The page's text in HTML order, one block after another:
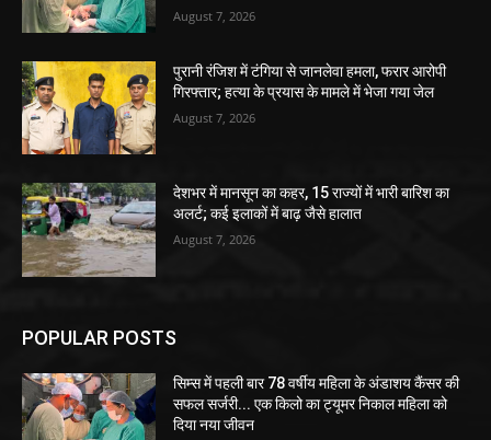
August 7, 2026
पुरानी रंजिश में टंगिया से जानलेवा हमला, फरार आरोपी
गिरफ्तार; हत्या के प्रयास के मामले में भेजा गया जेल
August 7, 2026
देशभर में मानसून का कहर, 15 राज्यों में भारी बारिश का
अलर्ट; कई इलाकों में बाढ़ जैसे हालात
August 7, 2026
POPULAR POSTS
सिम्स में पहली बार 78 वर्षीय महिला के अंडाशय कैंसर की
सफल सर्जरी... एक किलो का ट्यूमर निकाल महिला को
दिया नया जीवन